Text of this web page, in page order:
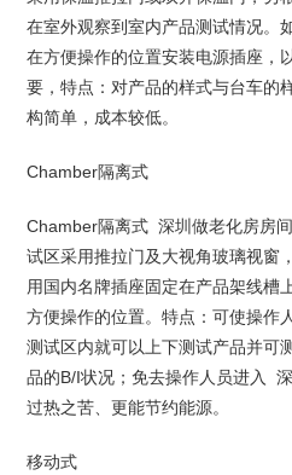
在室外观察到室内产品测试情况。
在方便操作的位置安装电源插座，
要，特点：对产品的样式与台车的
构简单，成本较低。
Chamber隔离式
Chamber隔离式 深圳做老化房房
试区采用推拉门及大视角玻璃视窗
用国内名牌插座固定在产品架线槽
方便操作的位置。特点：可使操作
测试区内就可以上下测试产品并可
品的B/I状况；免去操作人员进入
过热之苦、更能节约能源。
移动式